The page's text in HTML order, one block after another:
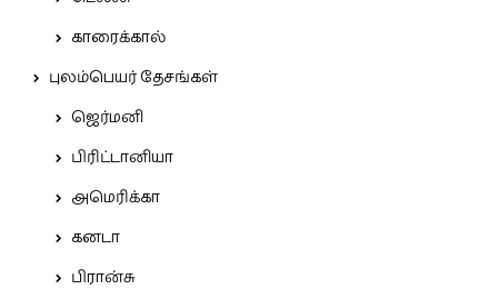
காரைக்கால்
புலம்பெயர் தேசங்கள்
ஜெர்மனி
பிரிட்டானியா
அமெரிக்கா
கனடா
பிரான்சு